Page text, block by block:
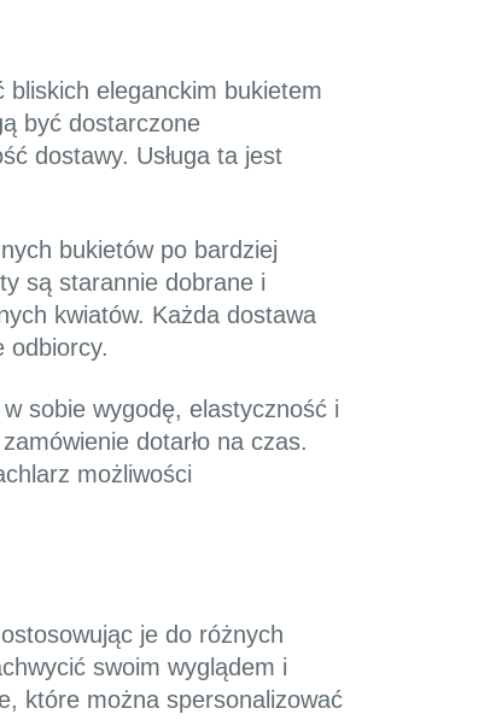
bliskich eleganckim bukietem
być dostarczone
dostawy. Usługa ta jest
bukietów po bardziej
są starannie dobrane i
kwiatów. Każda dostawa
odbiorcy.
sobie wygodę, elastyczność i
dotarło na czas.
możliwości
je do różnych
swoim wyglądem i
które można spersonalizować